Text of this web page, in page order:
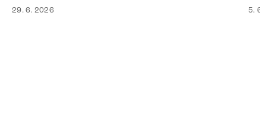
slúži ako odkladisko všetkého od účteniek po balzam
29. 6. 2026
si
5.